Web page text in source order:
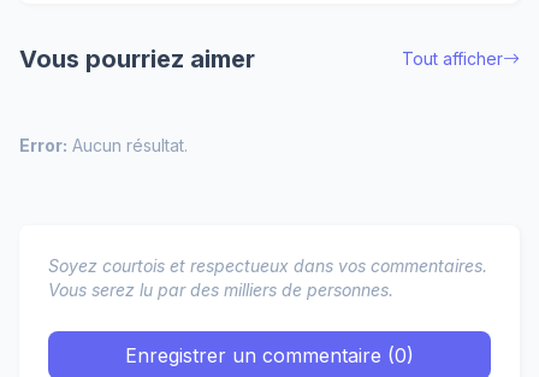
Vous pourriez aimer Tout afficher
Error: Aucun résultat.
Soyez courtois et respectueux dans vos commentaires.
Vous serez lu par des milliers de personnes.
Enregistrer un commentaire (0)